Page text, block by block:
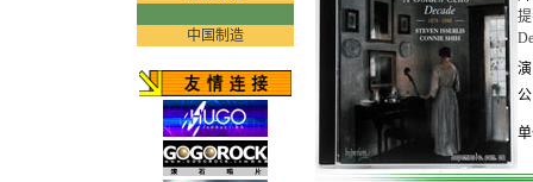
中国制造